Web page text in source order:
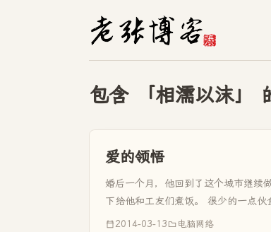
包含 「相濡以沫」
爱的领悟
婚后一个月，他回到了这个城市继续
下给他和工友们煮饭。 很少的一点
他最爱的美味。 包馄饨...
2014-03-13 电脑网络